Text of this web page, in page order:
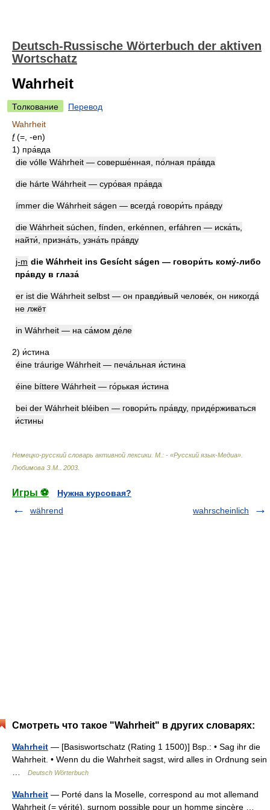
Deutsch-Russische Wörterbuch der aktiven
Wortschatz
Wahrheit
Толкование
Перевод
Wahrheit
f(=, -en)
1) пра́вда
die vólle Wáhrheit — соверше́нная, по́лная пра́вда
die hárte Wáhrheit — суро́вая пра́вда
ímmer die Wáhrheit ságen — всегда́ говори́ть пра́вду
die Wáhrheit súchen, fínden, erkénnen, erfáhren — иска́ть,
найти́, призна́ть, узна́ть пра́вду
j-m die Wáhrheit ins Gesícht ságen — говори́ть кому́-либо
пра́вду в глаза́
er ist die Wáhrheit selbst — он правди́вый челове́к, он никогда́
не лжёт
in Wáhrheit — на са́мом де́ле
2) и́стина
éine tráurige Wáhrheit — печа́льная и́стина
éine bíttere Wáhrheit — го́рькая и́стина
bei der Wáhrheit bléiben — говори́ть пра́вду, приде́рживаться
и́стины
Немецко-русский словарь активной лексики. М.: - «Русский язык-Медиа»
Любимова З.М.
2003
Игры ⚽
Нужна курсовая?
während
wahrscheinlich
Смотреть что такое "Wahrheit" в других словарях:
Wahrheit — [Basiswortschatz (Rating 1 1500)] Bsp.: • Sag ihr die
Wahrheit. • Wenn du die Wahrheit sagst, wird alles in Ordnung sein
Deutsch Wörterbuch
Wahrheit — Porté dans la Moselle, correspond au mot allemand
Wahrheit (= vérité), surnom possible pour un homme sincère …